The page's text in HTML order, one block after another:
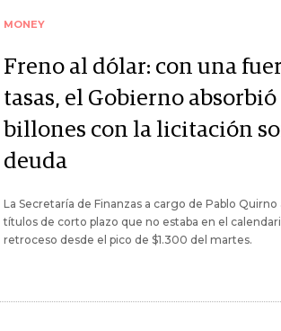
MONEY
Freno al dólar: con una
tasas, el Gobierno absorbió
billones con la licitación
deuda
La Secretaría de Finanzas a cargo de Pablo
títulos de corto plazo que no estaba en el
retroceso desde el pico de $1.300 del martes.